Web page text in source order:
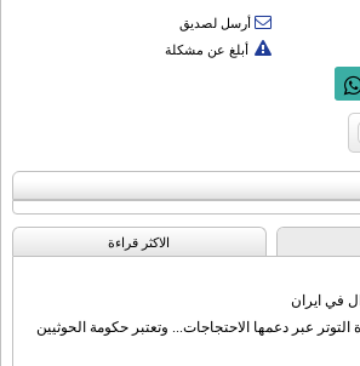
أرسل لصديق
أبلغ عن مشكلة
الاکثر قراءة
في ايران
التوتر عبر دعمها الاحتجاجات... وتعتبر حكومة الحوثيين